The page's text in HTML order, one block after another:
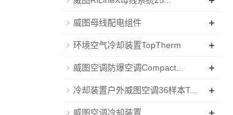
威图母线配电组件 +
环境空气冷却装置TopTherm +
威图空调防爆空调Compact... +
冷却装置户外威图空调36样本T... +
威图空调冷却装置